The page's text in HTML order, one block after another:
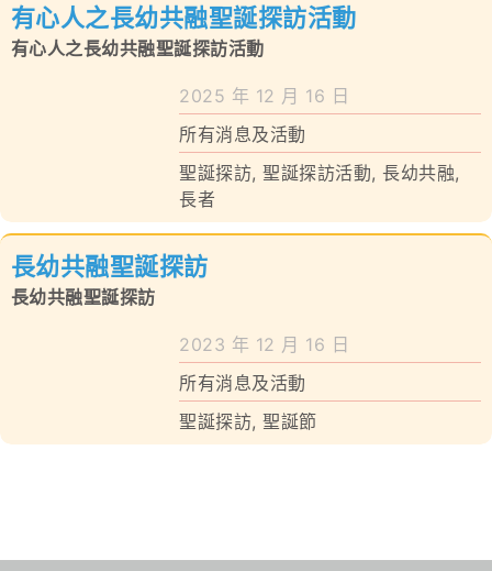
校風及學生支援
聯絡我們
有心人之長幼共融聖誕探訪活動
有心人之長幼共融聖誕探訪活動
2025 年 12 月 16 日
所有消息及活動
聖誕探訪,聖誕探訪活動,長幼共融,
長者
長幼共融聖誕探訪
長幼共融聖誕探訪
2023 年 12 月 16 日
所有消息及活動
聖誕探訪,聖誕節